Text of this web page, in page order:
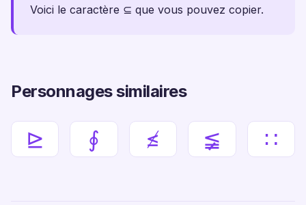
Voici le caractère ⊆ que vous pouvez copier.
Personnages similaires
⊵ ∮ ≰ ≨ ∷